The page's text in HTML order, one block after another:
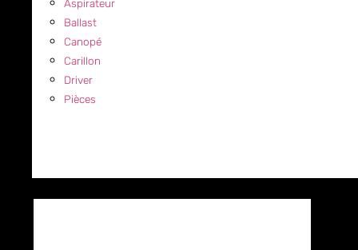
Aspirateur
Ballast
Canopé
Carillon
Driver
Pièces